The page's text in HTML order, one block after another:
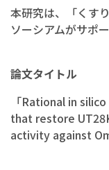
本研究は、「くす
ソーシアムがサポ
論文タイトル
「Rational in
that restore
activity against